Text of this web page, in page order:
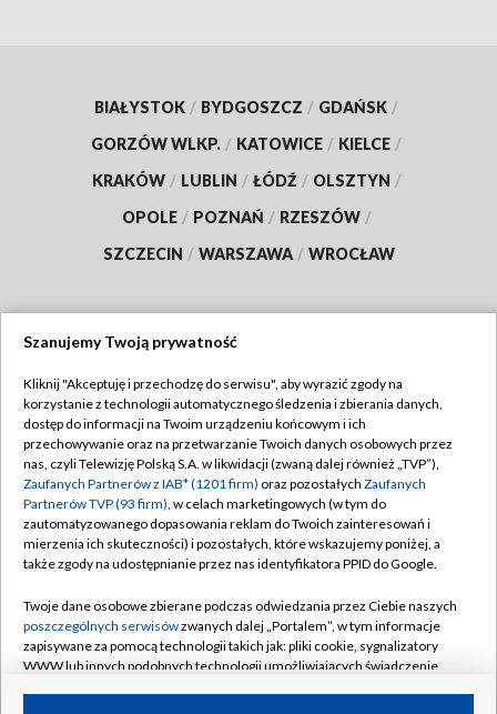
BIAŁYSTOK / BYDGOSZCZ / GDAŃSK /
GORZÓW WLKP. / KATOWICE / KIELCE /
KRAKÓW / LUBLIN / ŁÓDŹ / OLSZTYN /
OPOLE / POZNAŃ / RZESZÓW /
SZCZECIN / WARSZAWA / WROCŁAW
TVP
Abonament TVP
Emisja w TVP
Centrum informacji TVP
Naziemna Telewizja Cyfrowa
Rada Programowa
System NOS
Informacje o nadawcy
Regulamin TVP
Polityka prywatności
Moje zgody
Pomoc
Kontakt
Kanały
Szanujemy Twoją prywatność
Kliknij "Akceptuję i przechodzę do serwisu", aby wyrazić zgody na
korzystanie z technologii automatycznego śledzenia i zbierania danych,
dostęp do informacji na Twoim urządzeniu końcowym i ich
przechowywanie oraz na przetwarzanie Twoich danych osobowych przez
nas, czyli Telewizję Polską S.A. w likwidacji (zwaną dalej również „TVP”),
Zaufanych Partnerów z IAB* (1201 firm) oraz pozostałych Zaufanych
Partnerów TVP (93 firm), w celach marketingowych (w tym do
zautomatyzowanego dopasowania reklam do Twoich zainteresowań i
mierzenia ich skuteczności) i pozostałych, które wskazujemy poniżej, a
także zgody na udostępnianie przez nas identyfikatora PPID do Google.
Twoje dane osobowe zbierane podczas odwiedzania przez Ciebie naszych
poszczególnych serwisówzwanych dalej „Portalem”, w tym informacje
zapisywane za pomocą technologii takich jak: pliki cookie, sygnalizatory
WWW lub innych podobnych technologii umożliwiających świadczenie